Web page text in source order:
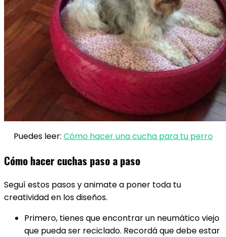
Puedes leer: Cómo hacer una cucha para tu perro
Cómo hacer cuchas paso a paso
Seguí estos pasos y animate a poner toda tu
creatividad en los diseños.
Primero, tienes que encontrar un neumático viejo
que pueda ser reciclado. Recordá que debe estar